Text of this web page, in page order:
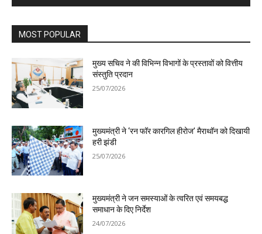
MOST POPULAR
मुख्य सचिव ने की विभिन्न विभागों के प्रस्तावों को वित्तीय
संस्तुति प्रदान
25/07/2026
मुख्यमंत्री ने ‘रन फॉर कारगिल हीरोज’ मैराथॉन को दिखायी
हरी झंडी
25/07/2026
मुख्यमंत्री ने जन समस्याओं के त्वरित एवं समयबद्ध
समाधान के दिए निर्देश
24/07/2026